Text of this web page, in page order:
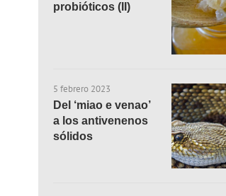
probióticos (II)
5 febrero 2023
Del ‘miao e venao’
a los antivenenos
sólidos